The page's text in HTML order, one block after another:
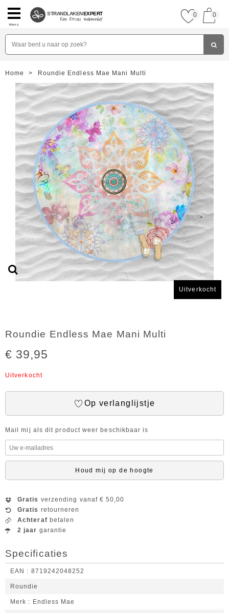
Menu
STRANDLAKENEXPERT 0 0
Home > Roundie Endless Mae Mani Multi
Uitverkocht
Roundie Endless Mae Mani Multi
€ 39,95
Uitverkocht
Op verlanglijstje
Mail mij als dit product weer beschikbaar is
Houd mij op de hoogte
Gratis verzending vanaf € 50,00
Gratis retourneren
Achteraf betalen
2 jaar garantie
Specificaties
EAN 8719242048252
Roundie
Merk Endless Mae